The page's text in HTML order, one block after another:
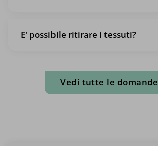
E' possibile ritirare i tessuti?
Vedi tutte le domande